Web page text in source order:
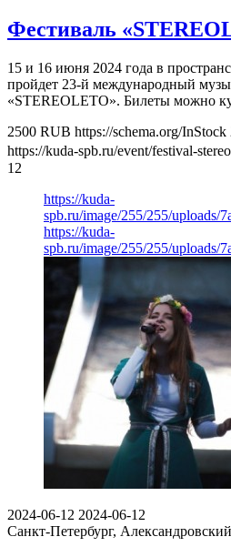
Фестиваль
15 и 16 июня 2024 года в
пройдет 23-й международный
«STEREOLETO». Билеты можно
2500 RUB https://schema.org/InStock
https://kuda-spb.ru/event/festival-
12
https://kuda-
spb.ru/image/255/255/uploads/
https://kuda-
spb.ru/image/255/255/uploads/
2024-06-12 2024-06-12
Санкт-Петербург,